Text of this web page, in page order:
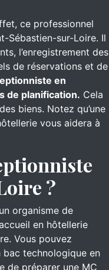
ce professionnel
Sébastien-sur-Loire. Il
l’enregistrement des
de réservations et de
en
de planification. Cela
biens. Notez qu’une
vous aidera à
?
organisme de
en hôtellerie
Vous pouvez
bac technologique en
de préparer une MC